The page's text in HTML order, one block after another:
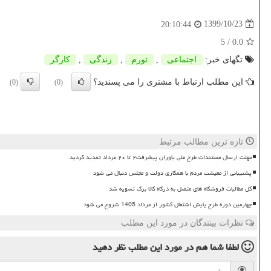
1399/10/23
20:10:44
0.0
/ 5
تگهای خبر:
اجتماعی , تورم , زندگی , كارگر
این مطلب ارتباط با مشتری را می پسندید؟ (0)
(0)
تازه ترین مطالب مرتبط
مهلت ارسال مستندات طرح ملی یاوران پیشرفت۲ تا ۲۰ مرداد تمدید گردید
پشتیبانی از معیشت مردم با همکاری دولت و مجلس دنبال می شود
کل مطالبات فروشگاه های متصل به درگاه کالا برگ تسویه شد
چهارمین دوره طرح پایش اشتغال کشور از مرداد 1405 شروع می شود
نظرات بینندگان در مورد این مطلب
لطفا شما همدر مورد این مطلبنظر دهید